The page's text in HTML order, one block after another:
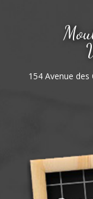
154 Avenue des